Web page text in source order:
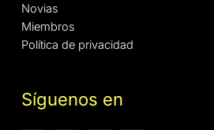
Novias
Miembros
Política de privacidad
Síguenos en